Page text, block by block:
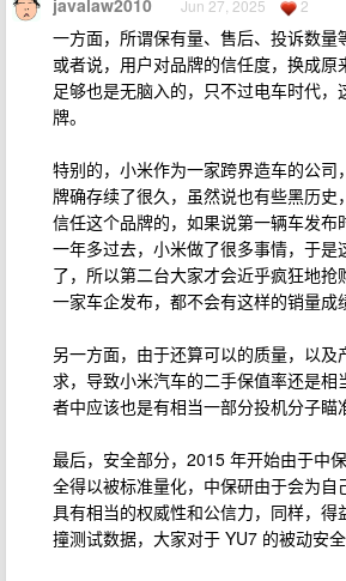
javalaw2010 Jun 27, 2025 2
一方面，所谓保有量、售后、投诉数量
或者说，用户对品牌的信任度，换成原
足够也是无脑入的，只不过电车时代，
牌。
特别的，小米作为一家跨界造车的公司
牌确存续了很久，虽然说也有些黑历史
信任这个品牌的，如果说第一辆车发布
一年多过去，小米做了很多事情，于是
了，所以第二台大家才会近乎疯狂地
一家车企发布，都不会有这样的销量成
另一方面，由于还算可以的质量，以及
求，导致小米汽车的二手保值率还是相
者中应该也是有相当一部分投机分子瞄
最后，安全部分，2015 年开始由于中
全得以被标准量化，中保研由于会为自
具有相当的权威性和公信力，同样，得
撞测试数据，大家对于 YU7 的被动安